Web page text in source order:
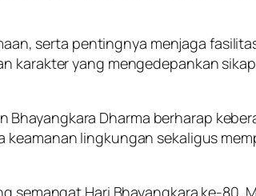
serta pentingnya menjaga
karakter yang mengedepankan
Bhayangkara Dharma berharap
lingkungan sekaligus